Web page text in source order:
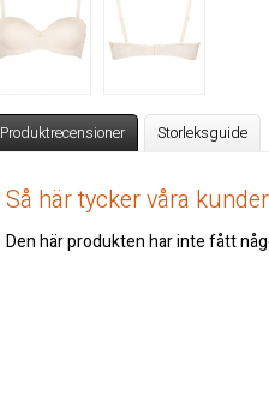
Produktrecensioner Storleksguide
Så här tycker våra
Den här produkten har inte fått